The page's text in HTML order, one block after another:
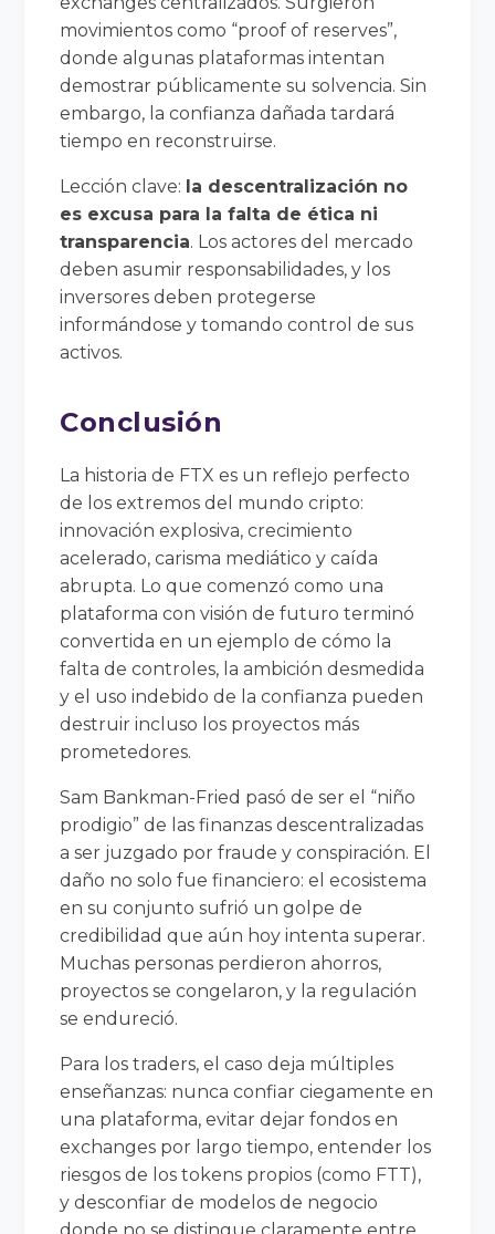
movimientos como “proof of reserves”,
donde algunas plataformas intentan
demostrar públicamente su solvencia. Sin
embargo, la confianza dañada tardará
tiempo en reconstruirse.
Lección clave: la descentralización no
es excusa para la falta de ética ni
transparencia. Los actores del mercado
deben asumir responsabilidades, y los
inversores deben protegerse
informándose y tomando control de sus
activos.
Conclusión
La historia de FTX es un reflejo perfecto
de los extremos del mundo cripto:
innovación explosiva, crecimiento
acelerado, carisma mediático y caída
abrupta. Lo que comenzó como una
plataforma con visión de futuro terminó
convertida en un ejemplo de cómo la
falta de controles, la ambición desmedida
y el uso indebido de la confianza pueden
destruir incluso los proyectos más
prometedores.
Sam Bankman-Fried pasó de ser el “niño
prodigio” de las finanzas descentralizadas
a ser juzgado por fraude y conspiración. El
daño no solo fue financiero: el ecosistema
en su conjunto sufrió un golpe de
credibilidad que aún hoy intenta superar.
Muchas personas perdieron ahorros,
proyectos se congelaron, y la regulación
se endureció.
Para los traders, el caso deja múltiples
enseñanzas: nunca confiar ciegamente en
una plataforma, evitar dejar fondos en
exchanges por largo tiempo, entender los
riesgos de los tokens propios (como FTT),
y desconfiar de modelos de negocio